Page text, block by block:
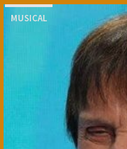
MUSICAL